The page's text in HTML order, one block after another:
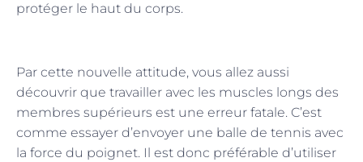
protéger le haut du corps.
Par cette nouvelle attitude, vous allez aussi
découvrir que travailler avec les muscles longs des
membres supérieurs est une erreur fatale. C’est
comme essayer d’envoyer une balle de tennis avec
la force du poignet. Il est donc préférable d’utiliser